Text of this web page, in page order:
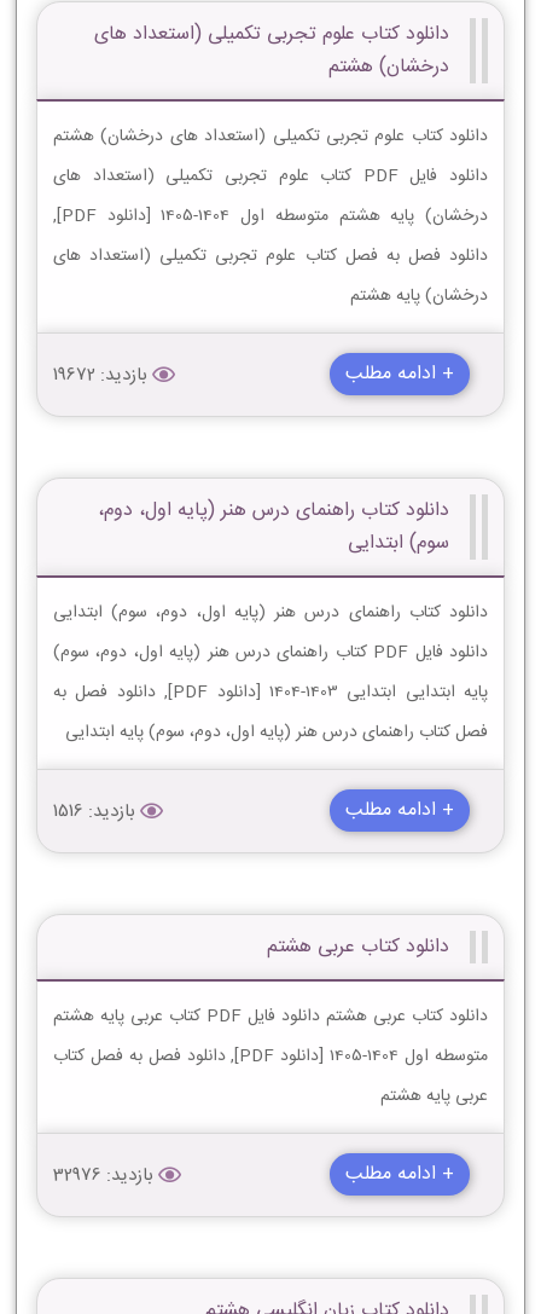
دانلود کتاب علوم تجربی تکمیلی (استعداد های
درخشان) هشتم
دانلود کتاب علوم تجربی تکمیلی (استعداد های درخشان) هشتم
دانلود فایل PDF کتاب علوم تجربی تکمیلی (استعداد های
درخشان) پایه هشتم متوسطه اول 1404-1405 [دانلود PDF],
دانلود فصل به فصل کتاب علوم تجربی تکمیلی (استعداد های
درخشان) پایه هشتم
+ ادامه مطلب بازدید: 19672
دانلود کتاب راهنمای درس هنر (پایه اول، دوم،
سوم) ابتدایی
دانلود کتاب راهنمای درس هنر (پایه اول، دوم، سوم) ابتدایی
دانلود فایل PDF کتاب راهنمای درس هنر (پایه اول، دوم، سوم)
پایه ابتدایی ابتدایی 1403-1404 [دانلود PDF], دانلود فصل به
فصل کتاب راهنمای درس هنر (پایه اول، دوم، سوم) پایه ابتدایی
+ ادامه مطلب بازدید: 1516
دانلود کتاب عربی هشتم
دانلود کتاب عربی هشتم دانلود فایل PDF کتاب عربی پایه هشتم
متوسطه اول 1404-1405 [دانلود PDF], دانلود فصل به فصل کتاب
عربی پایه هشتم
+ ادامه مطلب بازدید: 32976